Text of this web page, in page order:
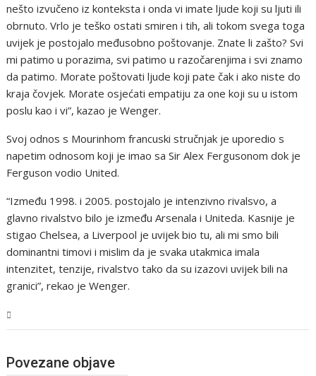
nešto izvučeno iz konteksta i onda vi imate ljude koji su ljuti ili
obrnuto. Vrlo je teško ostati smiren i tih, ali tokom svega toga
uvijek je postojalo međusobno poštovanje. Znate li zašto? Svi
mi patimo u porazima, svi patimo u razočarenjima i svi znamo
da patimo. Morate poštovati ljude koji pate čak i ako niste do
kraja čovjek. Morate osjećati empatiju za one koji su u istom
poslu kao i vi”, kazao je Wenger.
Svoj odnos s Mourinhom francuski stručnjak je uporedio s
napetim odnosom koji je imao sa Sir Alex Fergusonom dok je
Ferguson vodio United.
“Između 1998. i 2005. postojalo je intenzivno rivalsvo, a
glavno rivalstvo bilo je između Arsenala i Uniteda. Kasnije je
stigao Chelsea, a Liverpool je uvijek bio tu, ali mi smo bili
dominantni timovi i mislim da je svaka utakmica imala
intenzitet, tenzije, rivalstvo tako da su izazovi uvijek bili na
granici”, rekao je Wenger.
Povezane objave